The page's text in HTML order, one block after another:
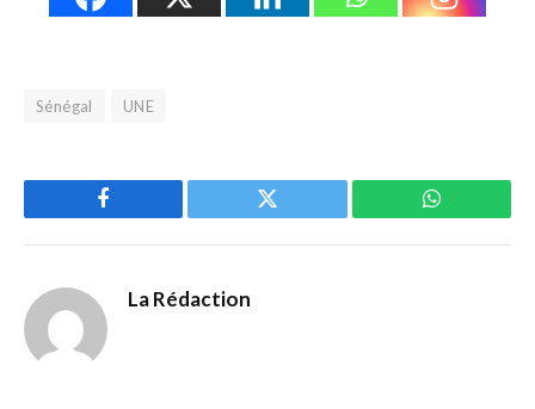
Sénégal UNE
Facebook Twitter WhatsApp
La Rédaction